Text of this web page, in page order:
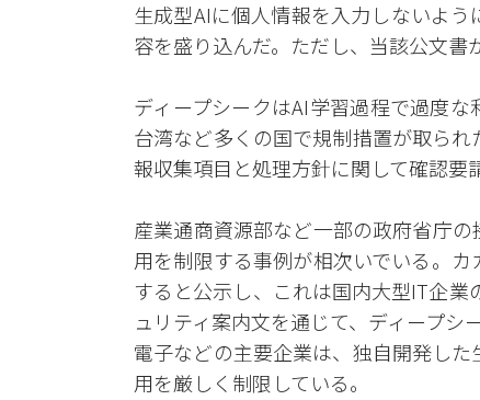
生成型AIに個人情報を入力しないよ
容を盛り込んだ。ただし、当該公文書
ディープシークはAI学習過程で過度な
台湾など多くの国で規制措置が取ら
報収集項目と処理方針に関して確認要
産業通商資源部など一部の政府省庁
用を制限する事例が相次いでいる。
すると公示し、これは国内大型IT企
ュリティ案内文を通じて、ディープシ
電子などの主要企業は、独自開発し
用を厳しく制限している。